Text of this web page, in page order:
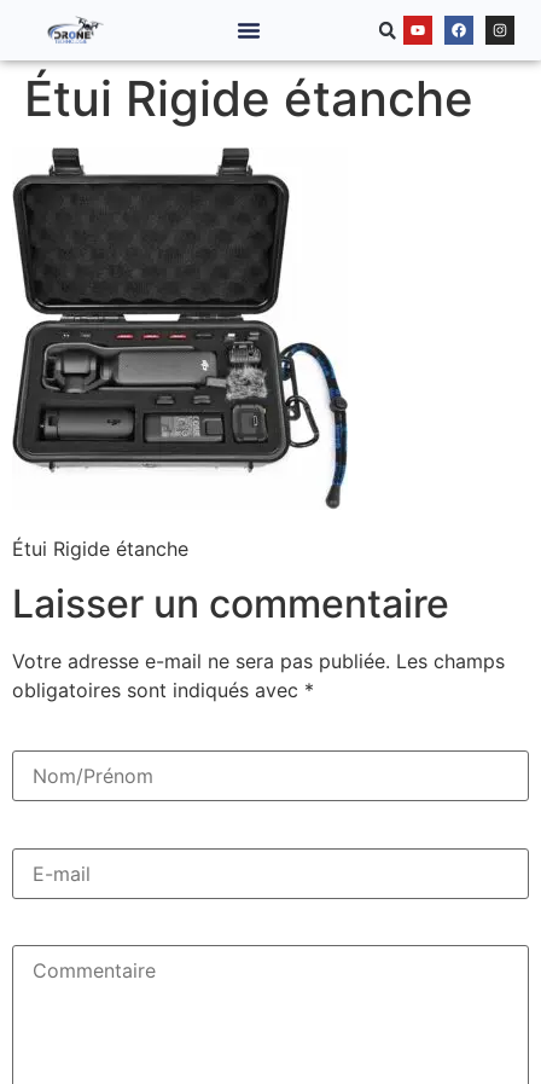
Étui Rigide étanche
Étui Rigide étanche
Laisser un commentaire
Votre adresse e-mail ne sera pas publiée. Les champs
obligatoires sont indiqués avec *